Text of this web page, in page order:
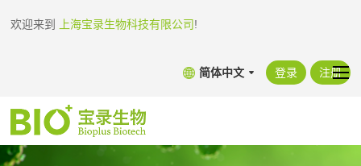
欢迎来到 上海宝录生物科技有限公司!
简体中文 登录 注册